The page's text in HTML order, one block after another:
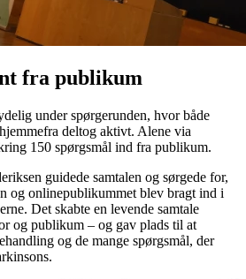
fra publikum
under spørgerunden, hvor både
deltog aktivt. Alene via
150 spørgsmål ind fra publikum.
guidede samtalen og sørgede for,
og onlinepublikummet blev bragt ind i
Det skabte en levende samtale
og publikum – og gav plads til at
og de mange spørgsmål, der